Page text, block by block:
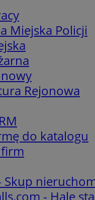
Miejska Policji
Rejonowa
do katalogu
Skup
- Hale